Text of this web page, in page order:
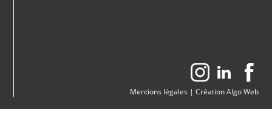
Mentions légales | Création Algo Web